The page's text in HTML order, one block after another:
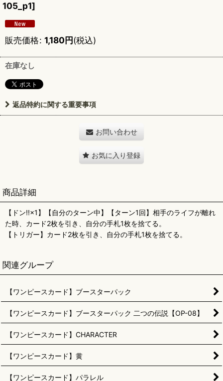
105_p1]
販売価格: 1,180円(税込)
在庫なし
返品特約に関する重要事項
お問い合わせ
お気に入り登録
商品詳細
【ドン!!×1】【自分のターン中】【ターン1回】相手のライフが離れ
た時、カード2枚を引き、自分の手札1枚を捨てる。
【トリガー】カード2枚を引き、自分の手札1枚を捨てる。
関連グループ
【ワンピースカード】ブースターパック
【ワンピースカード】ブースターパック 二つの伝説【OP-08】
【ワンピースカード】CHARACTER
【ワンピースカード】黄
【ワンピースカード】パラレル